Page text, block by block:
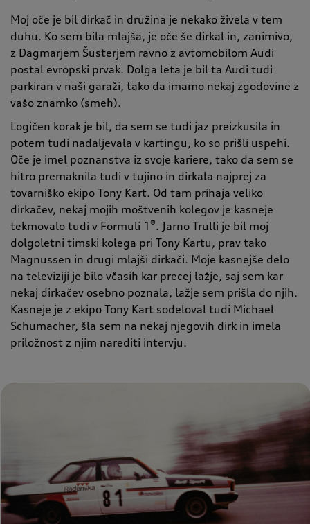
Moj oče je bil dirkač in družina je nekako živela v tem
duhu. Ko sem bila mlajša, je oče še dirkal in, zanimivo,
z Dagmarjem Šusterjem ravno z avtomobilom Audi
postal evropski prvak. Dolga leta je bil ta Audi tudi
parkiran v naši garaži, tako da imamo nekaj zgodovine z
vašo znamko (smeh).
Logičen korak je bil, da sem se tudi jaz preizkusila in
potem tudi nadaljevala v kartingu, ko so prišli uspehi.
Oče je imel poznanstva iz svoje kariere, tako da sem se
hitro premaknila tudi v tujino in dirkala najprej za
tovarniško ekipo Tony Kart. Od tam prihaja veliko
dirkačev, nekaj mojih moštvenih kolegov je kasneje
tekmovalo tudi v Formuli 1 ®. Jarno Trulli je bil moj
dolgoletni timski kolega pri Tony Kartu, prav tako
Magnussen in drugi mlajši dirkači. Moje kasnejše delo
na televiziji je bilo včasih kar precej lažje, saj sem kar
nekaj dirkačev osebno poznala, lažje sem prišla do njih.
Kasneje je z ekipo Tony Kart sodeloval tudi Michael
Schumacher, šla sem na nekaj njegovih dirk in imela
priložnost z njim narediti intervju.